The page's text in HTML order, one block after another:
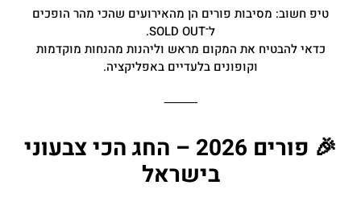
טיפ חשוב: מסיבות פורים הן מהאירועים שהכי מהר הופכים
ל־SOLD OUT.
כדאי להבטיח את המקום מראש וליהנות מהנחות מוקדמות
וקופונים בלעדיים באפליקציה.
⸻
🎉 פורים 2026 – החג הכי צבעוני
בישראל